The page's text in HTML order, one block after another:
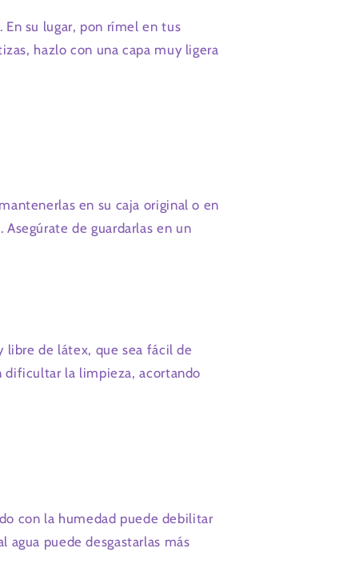
su lugar, pon rímel en tus
hazlo con una capa muy ligera
en su caja original o en
de guardarlas en un
libre de látex, que sea fácil de
dificultar la limpieza, acortando
con la humedad puede debilitar
agua puede desgastarlas más